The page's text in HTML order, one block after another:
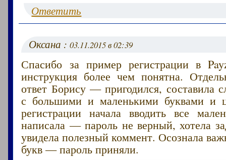
Ответить
Оксана :03.11.2015 в 02:39
Спасибо за пример регистрации в
инструкция более чем понятна.
ответ Борису — пригодился, составила
с большими и маленькими буквами и
регистрации начала вводить все
написала — пароль не верный, хотела
увидела полезный коммент. Осознала
букв — пароль приняли.